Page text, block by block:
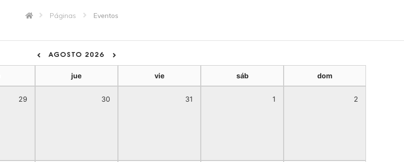
Páginas Eventos
AGOSTO 2026
jue vie sáb dom
29 30 31 1 2